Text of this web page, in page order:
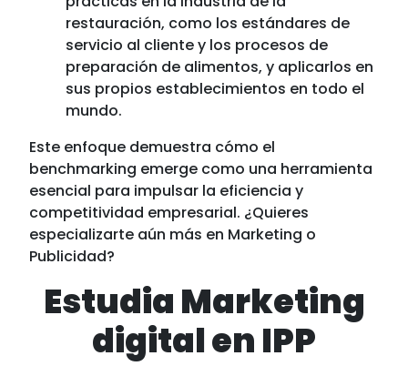
restauración, como los estándares de
servicio al cliente y los procesos de
preparación de alimentos, y aplicarlos en
sus propios establecimientos en todo el
mundo.
Este enfoque demuestra cómo el
benchmarking emerge como una herramienta
esencial para impulsar la eficiencia y
competitividad empresarial. ¿Quieres
especializarte aún más en Marketing o
Publicidad?
Estudia Marketing
digital en IPP